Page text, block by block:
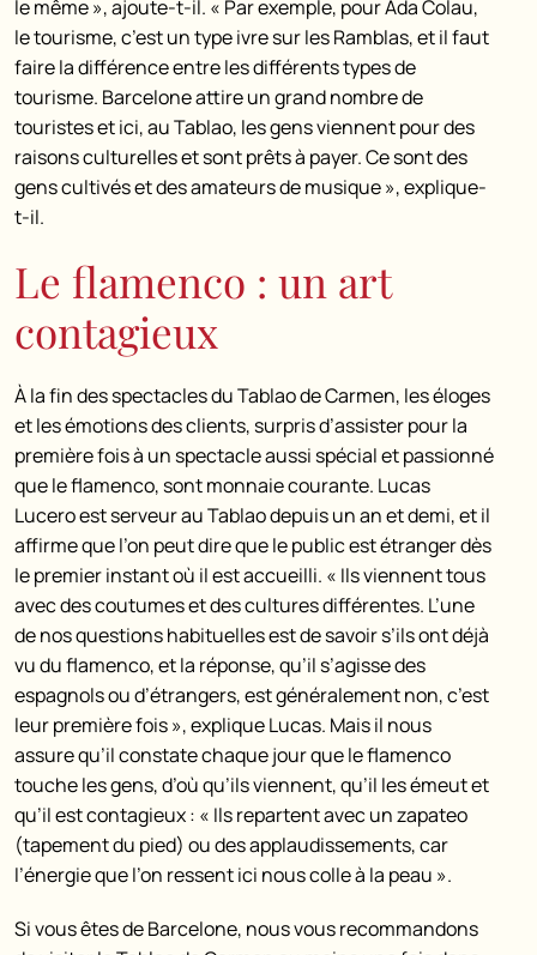
le même », ajoute-t-il. « Par exemple, pour Ada Colau,
le tourisme, c’est un type ivre sur les Ramblas, et il faut
faire la différence entre les différents types de
tourisme. Barcelone attire un grand nombre de
touristes et ici, au Tablao, les gens viennent pour des
raisons culturelles et sont prêts à payer. Ce sont des
gens cultivés et des amateurs de musique », explique-
t-il.
Le flamenco : un art
contagieux
À la fin des spectacles du Tablao de Carmen, les éloges
et les émotions des clients, surpris d’assister pour la
première fois à un spectacle aussi spécial et passionné
que le flamenco, sont monnaie courante. Lucas
Lucero est serveur au Tablao depuis un an et demi, et il
affirme que l’on peut dire que le public est étranger dès
le premier instant où il est accueilli. « Ils viennent tous
avec des coutumes et des cultures différentes. L’une
de nos questions habituelles est de savoir s’ils ont déjà
vu du flamenco, et la réponse, qu’il s’agisse des
espagnols ou d’étrangers, est généralement non, c’est
leur première fois », explique Lucas. Mais il nous
assure qu’il constate chaque jour que le flamenco
touche les gens, d’où qu’ils viennent, qu’il les émeut et
qu’il est contagieux : « Ils repartent avec un zapateo
(tapement du pied) ou des applaudissements, car
l’énergie que l’on ressent ici nous colle à la peau ».
Si vous êtes de Barcelone, nous vous recommandons